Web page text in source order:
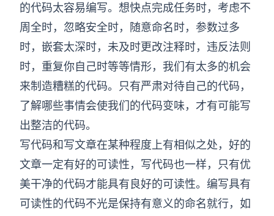
的代码太容易编写。想快点完成任务时，考虑不
周全时，忽略安全时，随意命名时，参数过多
时，嵌套太深时，未及时更改注释时，违反法则
时，重复你自己时等等情形，我们有太多的机会
来制造糟糕的代码。只有严肃对待自己的代码，
了解哪些事情会使我们的代码变味，才有可能写
出整洁的代码。
写代码和写文章在某种程度上有相似之处，好的
文章一定有好的可读性，写代码也一样，只有优
美干净的代码才能具有良好的可读性。编写具有
可读性的代码不光是保持有意义的命名就行，如